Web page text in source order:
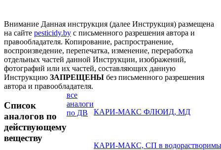
Внимание Данная инструкция (далее Инструкция) размещена
на сайте pesticidy.by с письменного разрешения автора и
правообладателя. Копирование, распространение,
воспроизведение, перепечатка, изменение, переработка
отдельных частей данной Инструкции, изображений,
фотографий или их частей, составляющих данную
Инструкцию ЗАПРЕЩЕНЫ без письменного разрешения
автора и правообладателя.
Список
аналогов по
действующему
веществу
все
аналоги
по ДВ
КАРИ-МАКС ФЛЮИД, МД
КАРИ-МАКС, СП в